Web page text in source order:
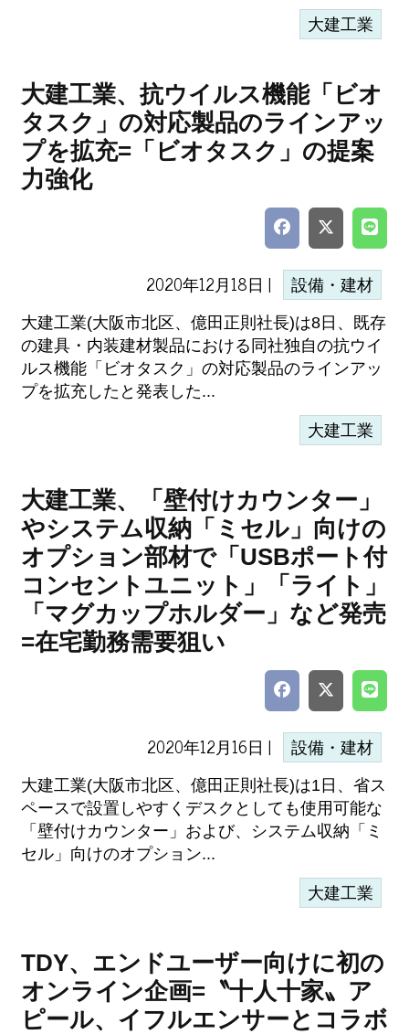
大建工業
大建工業、抗ウイルス機能「ビオ
タスク」の対応製品のラインアッ
プを拡充=「ビオタスク」の提案
力強化
2020年12月18日 | 設備・建材
大建工業(大阪市北区、億田正則社長)は8日、既存
の建具・内装建材製品における同社独自の抗ウイ
ルス機能「ビオタスク」の対応製品のラインアッ
プを拡充したと発表した...
大建工業
大建工業、「壁付けカウンター」
やシステム収納「ミセル」向けの
オプション部材で「USBポート付
コンセントユニット」「ライト」
「マグカップホルダー」など発売
=在宅勤務需要狙い
2020年12月16日 | 設備・建材
大建工業(大阪市北区、億田正則社長)は1日、省ス
ペースで設置しやすくデスクとしても使用可能な
「壁付けカウンター」および、システム収納「ミ
セル」向けのオプション...
大建工業
TDY、エンドユーザー向けに初の
オンライン企画=〝十人十家〟ア
ピール、イフルエンサーとコラボ